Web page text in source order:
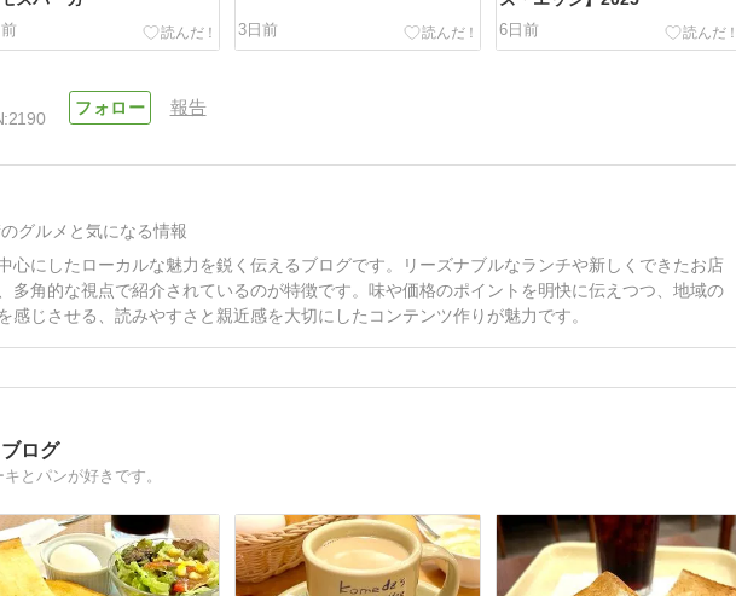
3日前
6日前
2190
報告
グルメと気になる情報
心にしたローカルな魅力を鋭く伝えるブログです。リーズナブルなランチや新しくできたお店
多角的な視点で紹介されているのが特徴です。味や価格のポイントを明快に伝えつつ、地域の
感じさせる、読みやすさと親近感を大切にしたコンテンツ作りが魅力です。
ログ
とパンが好きです。